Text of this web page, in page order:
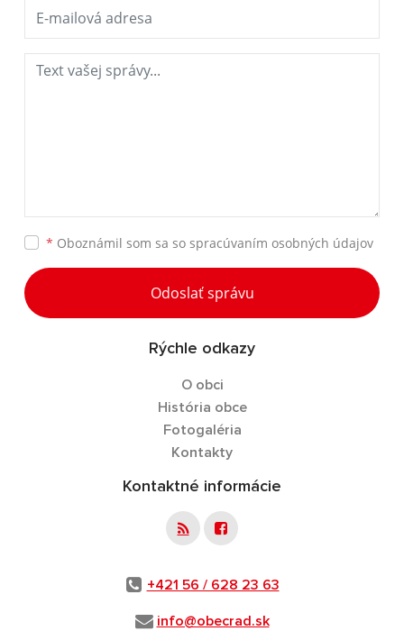
* Oboznámil som sa so spracúvaním osobných údajov
Odoslať správu
Rýchle odkazy
O obci
História obce
Fotogaléria
Kontakty
Kontaktné informácie
+421 56 / 628 23 63
info@obecrad.sk